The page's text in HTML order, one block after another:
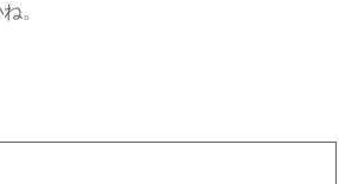
。